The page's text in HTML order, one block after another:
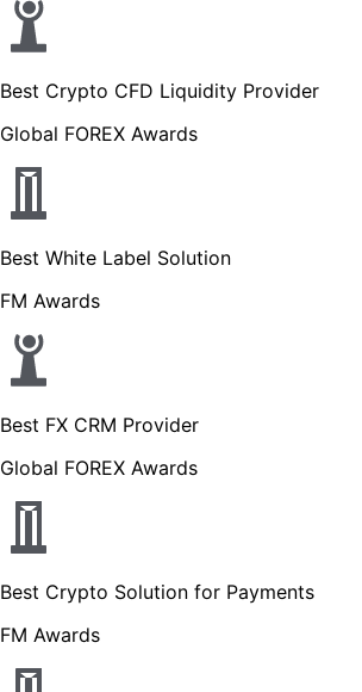
Best Crypto CFD Liquidity Provider
Global FOREX Awards
Best White Label Solution
FM Awards
Best FX CRM Provider
Global FOREX Awards
Best Crypto Solution for Payments
FM Awards